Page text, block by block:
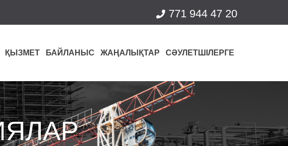
771 944 47 20
ҚЫЗМЕТ БАЙЛАНЫС ЖАҢАЛЫҚТАР СӘУЛЕТШІЛЕРГЕ